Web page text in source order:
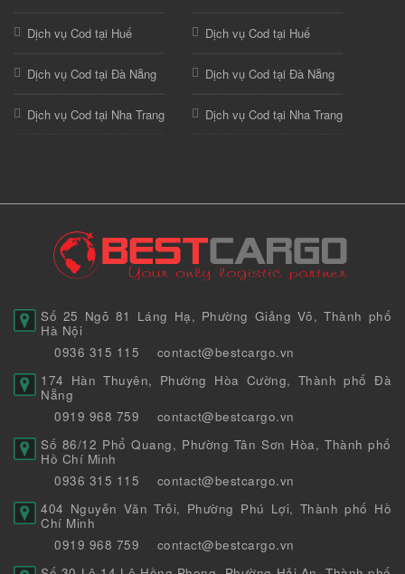
Dịch vụ Cod tại Huế
Dịch vụ Cod tại Đà Nẵng
Dịch vụ Cod tại Nha Trang
Dịch vụ Cod tại Huế
Dịch vụ Cod tại Đà Nẵng
Dịch vụ Cod tại Nha Trang
Số 25 Ngõ 81 Láng Hạ, Phường Giảng Võ, Thành phố
Hà Nội
0936 315 115
contact@bestcargo.vn
174 Hàn Thuyên, Phường Hòa Cường, Thành phố Đà
Nẵng
0919 968 759
contact@bestcargo.vn
Số 86/12 Phổ Quang, Phường Tân Sơn Hòa, Thành phố
Hồ Chí Minh
0936 315 115
contact@bestcargo.vn
404 Nguyễn Văn Trỗi, Phường Phú Lợi, Thành phố Hồ
Chí Minh
0919 968 759
contact@bestcargo.vn